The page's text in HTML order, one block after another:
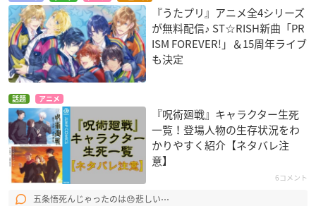
『うたプリ』アニメ全4シリーズ
が無料配信♪ ST☆RISH新曲「PR
ISM FOREVER!」＆15周年ライブ
も決定
話題 アニメ
『呪術廻戦』キャラクター生死
一覧！登場人物の生存状況をわ
かりやすく紹介【ネタバレ注
意】
6コメント
五条悟死んじゃったのは😞悲しい⋯